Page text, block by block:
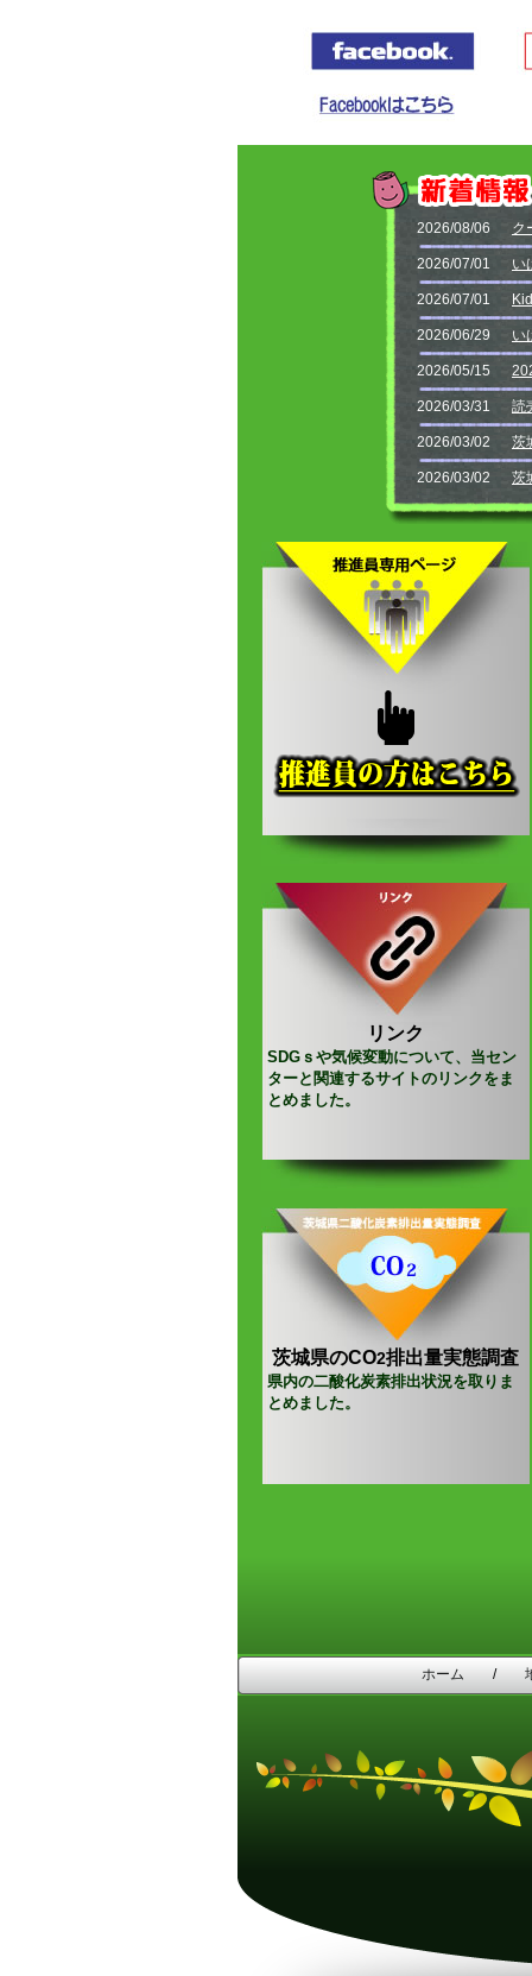
2026/08/06 ク
2026/07/01 い
2026/07/01
2026/06/29 い
2026/05/15
2026/03/31 読
2026/03/02 茨
2026/03/02 茨
リンク
SDGｓや気候変動について、当セン
ターと関連するサイトのリンクをま
とめました。
茨城県のCO2排出量実態調査
県内の二酸化炭素排出状況を取りま
とめました。
ホーム /